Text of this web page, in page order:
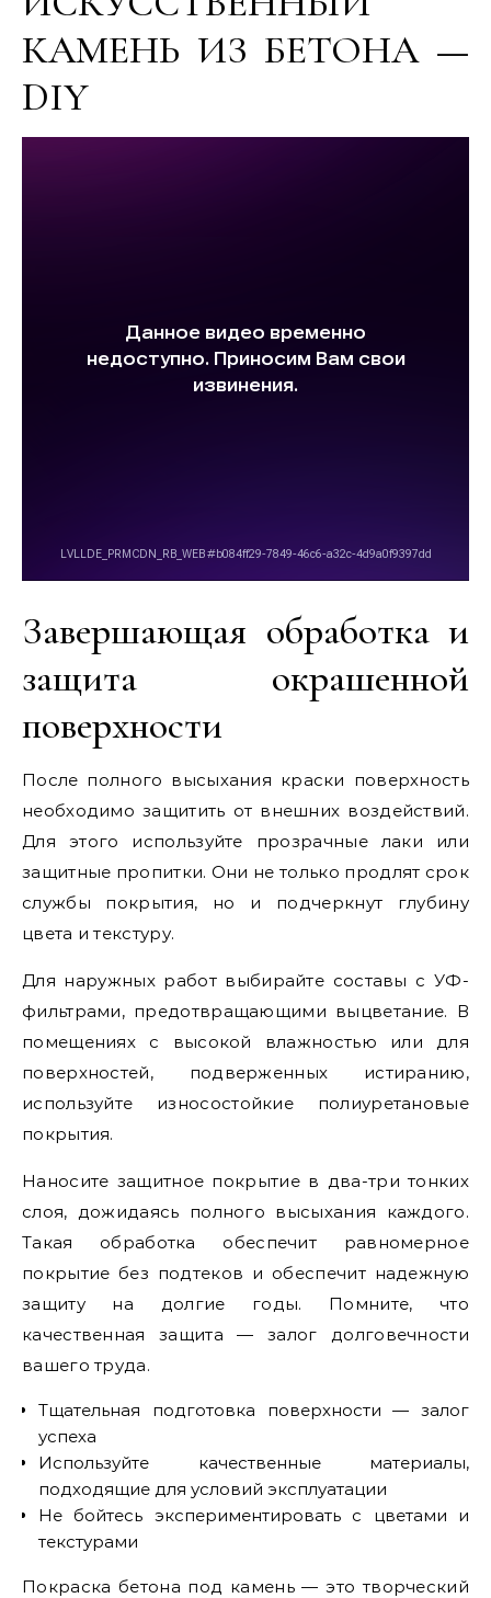
КАМЕНЬ ИЗ БЕТОНА —
DIY
Завершающая обработка и
защита окрашенной
поверхности
После полного высыхания краски поверхность
необходимо защитить от внешних воздействий.
Для этого используйте прозрачные лаки или
защитные пропитки. Они не только продлят срок
службы покрытия, но и подчеркнут глубину
цвета и текстуру.
Для наружных работ выбирайте составы с УФ-
фильтрами, предотвращающими выцветание. В
помещениях с высокой влажностью или для
поверхностей, подверженных истиранию,
используйте износостойкие полиуретановые
покрытия.
Наносите защитное покрытие в два-три тонких
слоя, дожидаясь полного высыхания каждого.
Такая обработка обеспечит равномерное
покрытие без подтеков и обеспечит надежную
защиту на долгие годы. Помните, что
качественная защита — залог долговечности
вашего труда.
Тщательная подготовка поверхности — залог
успеха
Используйте качественные материалы,
подходящие для условий эксплуатации
Не бойтесь экспериментировать с цветами и
текстурами
Покраска бетона под камень — это творческий